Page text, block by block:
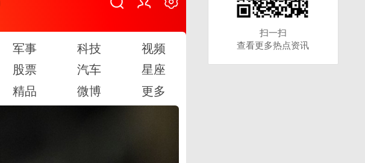
军事 科技
视频
股票 汽车
星座
精品 微博 更多
扫一扫
查看更多热点资讯
扫一扫
查看更多热点资讯